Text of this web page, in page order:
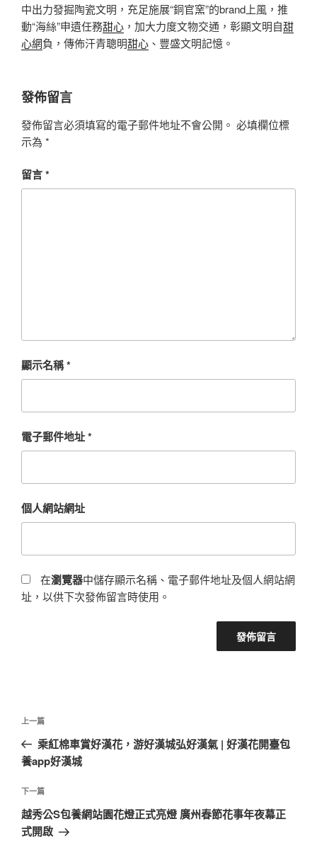
中出力發掘陶瓷文明，充足施展“銅官窯”的brand上風，推
動“海絲”申遺任務甜心 ，加大力度文物交通，彰顯文明自甜
心網負，傳佈汗青聰明甜心 、豐盛文明記憶。
發佈留言
發佈留言必須填寫的電子郵件地址不會公開。 必填欄位標
示為 *
留言*
顯示名稱*
電子郵件地址*
個人網站網址
在瀏覽器中儲存顯示名稱、電子郵件地址及個人網站網
址，以供下次發佈留言時使用。
文
導
覽
上
一
篇
章
上一篇
乘紅棉車賞好漢花，游好漢城弘好漢氣 | 好漢花開臺包
養app好漢城
下
一
篇
下一篇
越秀公S包養網站園花燈正式亮燈 廣州春節花事年夜幕正
式開啟